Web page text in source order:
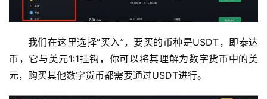
我们在这里选择“买入”，要买的币种是USDT，即泰达
币，它与美元1:1挂钩，你可以将其理解为数字货币中的美
元，购买其他数字货币都需要通过USDT进行。